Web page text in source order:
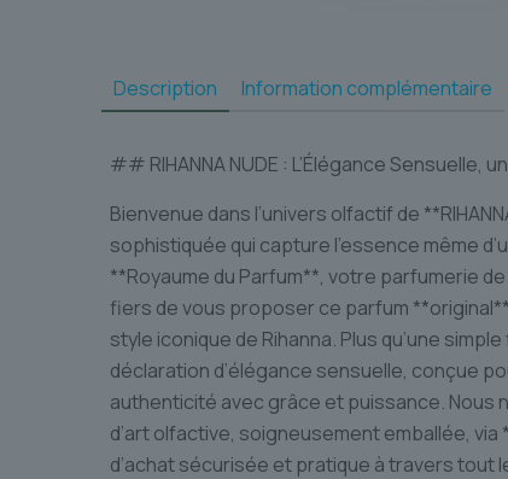
Description Information complémentaire
## RIHANNA NUDE : L’Élégance Sensuelle,
Bienvenue dans l’univers olfactif de
sophistiquée qui capture l’essence même
**Royaume du Parfum**, votre parfumerie
fiers de vous proposer ce parfum
style iconique de Rihanna. Plus qu’une
déclaration d’élégance sensuelle, conçue
authenticité avec grâce et puissance.
d’art olfactive, soigneusement emballée,
d’achat sécurisée et pratique à travers tout